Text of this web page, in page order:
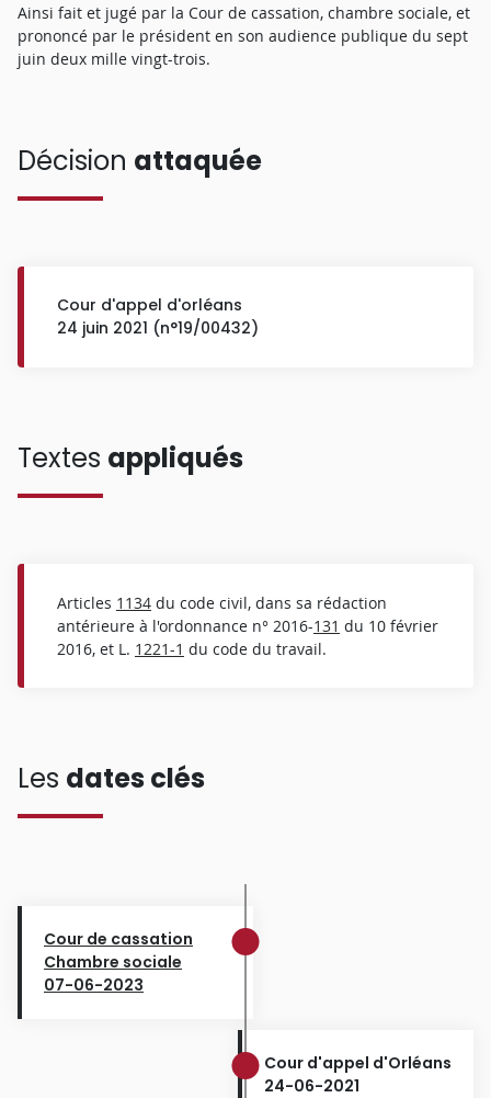
Ainsi fait et jugé par la Cour de cassation, chambre sociale, et
prononcé par le président en son audience publique du sept
juin deux mille vingt-trois.
Décision attaquée
Cour d'appel d'orléans
24 juin 2021 (n°19/00432)
Textes appliqués
Articles 1134 du code civil, dans sa rédaction
antérieure à l'ordonnance n° 2016-131 du 10 février
2016, et L. 1221-1 du code du travail.
Les dates clés
Cour de cassation
Chambre sociale
07-06-2023
Cour d'appel d'Orléans
24-06-2021